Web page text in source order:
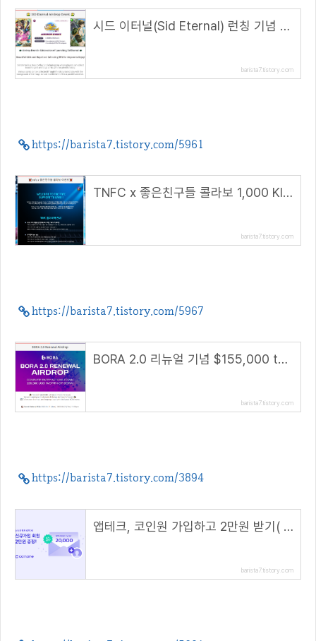
시드 이터널(Sid Eternal) 런칭 기념 에어드랍 이벤트(~4.21)
barista7.tistory.com
https://barista7.tistory.com/5961
TNFC x 좋은친구들 콜라보 1,000 Klay 에어드랍 이벤트(~4.24)
barista7.tistory.com
https://barista7.tistory.com/5967
BORA 2.0 리뉴얼 기념 $155,000 tBORA 토큰 에어드랍 이벤트(~4.21)
barista7.tistory.com
https://barista7.tistory.com/3894
앱테크, 코인원 가입하고 2만원 받기( 초대 코드 : ATMJ36DR )
barista7.tistory.com